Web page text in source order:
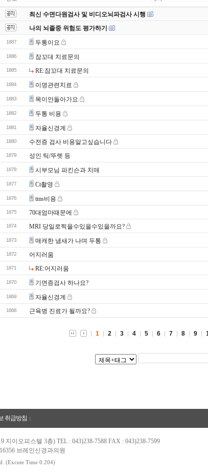
최신 수면다원검사 및 비디오뇌파검사 시행
나의 뇌졸중 위험도 평가하기
1887 두통이요
1886 잠꼬대 치료문의
1885 RE:잠꼬대 치료문의
1884 이명관련치료
1883 목이안돌아가요
1882 두통 비용
1881 자율신경계
1880 수전증 검사 비용알고싶습니다
1879 성인 틱/뚜렛 등
1878 시부모님 파킨슨과 치매
1877 Ct촬영
1876 tms비용
1875 70대엄마때문에
1874 MRI 당일로찍을수있을수있을까요?
1873 매캐한 냄새가 나며 두통
1872 어지러움
1871 RE:어지러움
1870 기면증검사 하나요?
1869 자율신경계
1868 근육병 진료가 될까요?
1 2 3 4 5 6 7 8 9
취급방침
지이오피스텔 3층) TEL : 043)238-7588 FAX : 043)238-7599
브레인신경과의원
(Excute Time 0.204)